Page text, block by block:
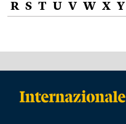
R S T U V W X Y